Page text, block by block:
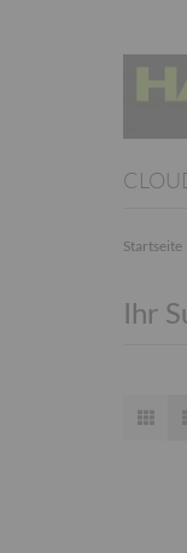
Startseite
Ihr